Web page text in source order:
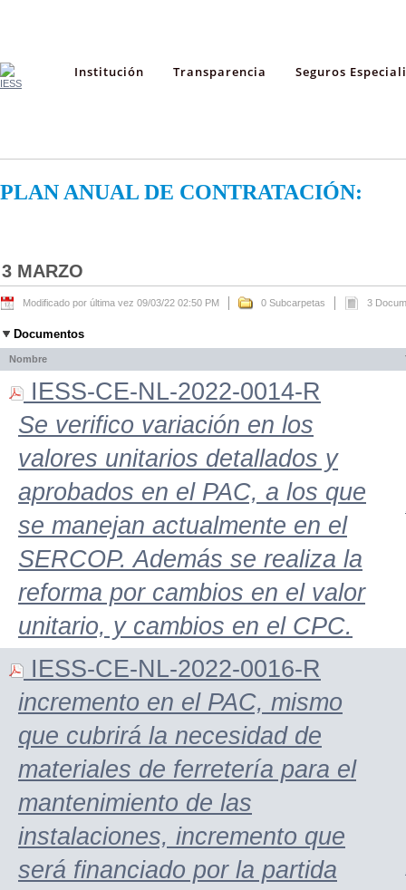
Institución Transparencia Seguros
PLAN ANUAL DE CONTRATACIÓN:
3 MARZO
Modificado por última vez 09/03/22 02:50 PM 0 Subcarpetas 3
Documentos
Nombre
IESS-CE-NL-2022-0014-R
Se verifico variación en los
valores unitarios detallados y
aprobados en el PAC, a los que
se manejan actualmente en el
SERCOP. Además se realiza la
reforma por cambios en el valor
unitario, y cambios en el CPC.
IESS-CE-NL-2022-0016-R
incremento en el PAC, mismo
que cubrirá la necesidad de
materiales de ferretería para el
mantenimiento de las
instalaciones, incremento que
será financiado por la partida